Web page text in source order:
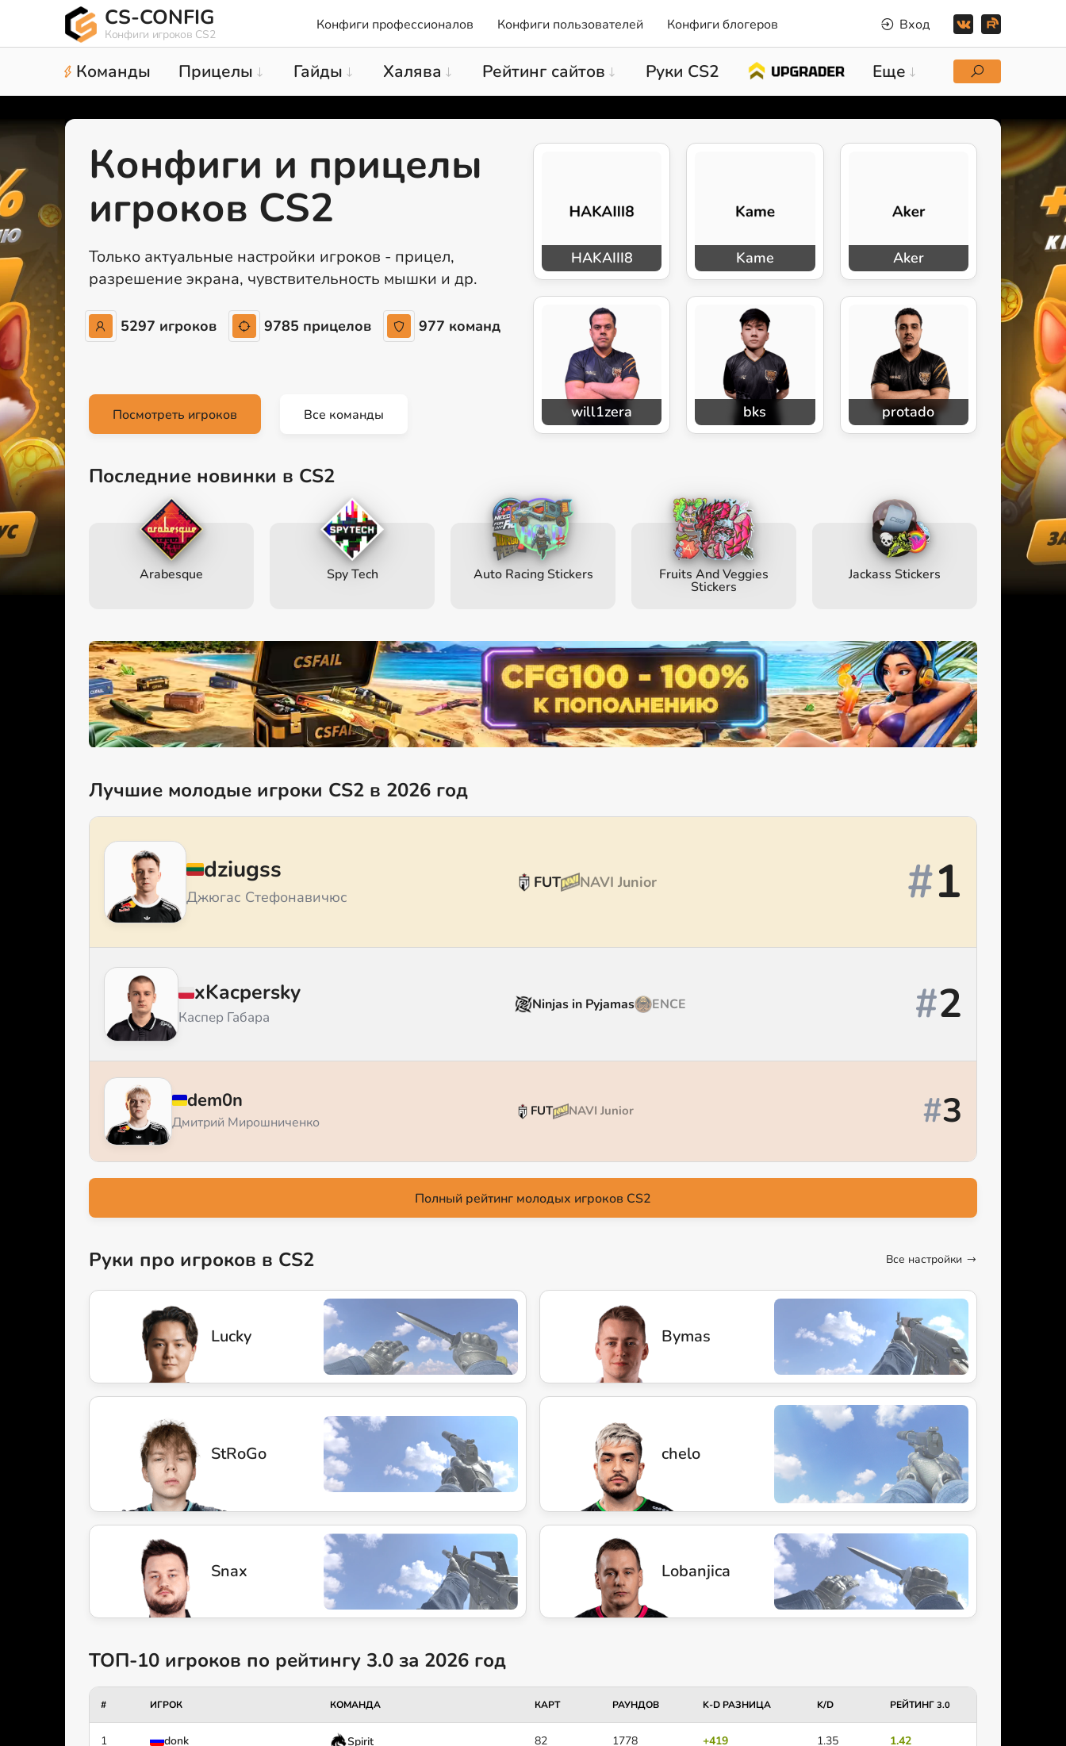
CS-CONFIG
Конфиги игроков CS2
Конфиги профессионалов Конфиги пользователей Конфиги блогеров Вход
Команды Прицелы Гайды Халява Рейтинг сайтов Руки CS2 Еще
Конфиги и прицелы
игроков CS2
Только актуальные настройки игроков - прицел,
разрешение экрана, чувствительность мышки и др.
5297 игроков 9785 прицелов 977 команд
Посмотреть игроков Все команды
HAKAIII8 Kame Aker
will1zera bks protado
Последние новинки в CS2
Arabesque Spy Tech Auto Racing Stickers Fruits And Veggies
Stickers
Jackass Stickers
Лучшие молодые игроки CS2 в 2026 год
dziugss
Джюгас Стефонавичюс
FUT NAVI Junior #1
xKacpersky
Каспер Габара
Ninjas in Pyjamas ENCE #2
dem0n
Дмитрий Мирошниченко
FUT NAVI Junior #3
Полный рейтинг молодых игроков CS2
Руки про игроков в CS2 Все настройки
Lucky Bymas
StRoGo chelo
Snax Lobanjica
ТОП-10 игроков по рейтингу 3.0 за 2026 год
# ИГРОК КОМАНДА КАРТ РАУНДОВ K-D РАЗНИЦА K/D РЕЙТИНГ 3.0
1 donk Spirit 82 1778 +419 1.35 1.42